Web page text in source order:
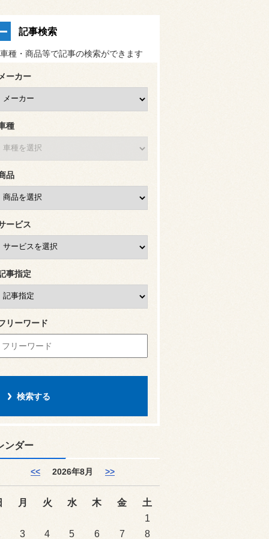
記事検索
種・商品等で記事の検索ができます
ーカー
種
品
ービス
事指定
リーワード
ンダー
<< 2026年8月 >>
月 火 水 木 金
土
1
3 4 5 6 7 8